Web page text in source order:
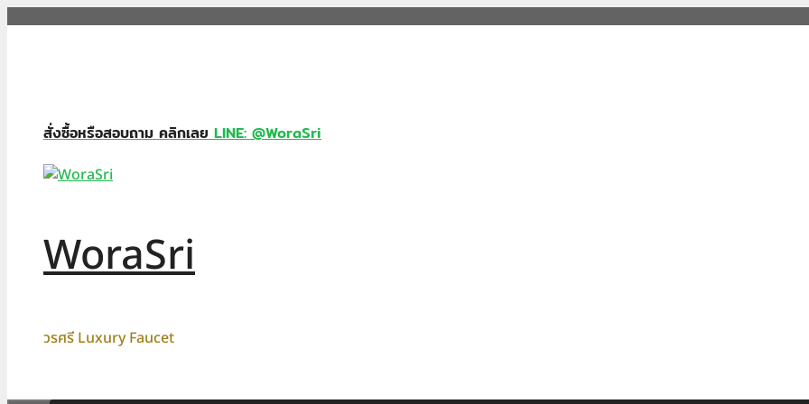
สั่งซื้อหรือสอบถาม คลิกเลยLINE: @WoraSri
WoraSri
วรศรี Luxury Faucet